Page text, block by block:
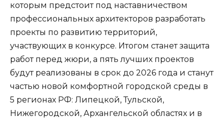
которым предстоит под наставничеством
профессиональных архитекторов разработать
проекты по развитию территорий,
участвующих в конкурсе. Итогом станет защита
работ перед жюри, а пять лучших проектов
будут реализованы в срок до 2026 года и станут
частью новой комфортной городской среды в
5 регионах РФ: Липецкой, Тульской,
Нижегородской, Архангельской областях и в